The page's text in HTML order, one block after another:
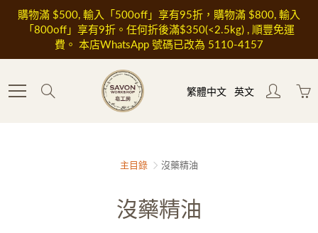
Skip
Content
購物滿 $500, 輸入「500off」享有95折，購物滿 $800, 輸入
「800off」享有9折。任何折後滿$350(<2.5kg) , 順豐免運
費。 本店WhatsApp 號碼已改為 5110-4157
繁體中文 英文
主目錄 沒藥精油
沒藥精油